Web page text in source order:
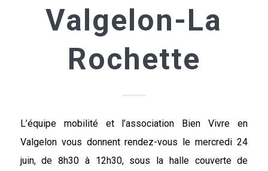
Valgelon-La
Rochette
L’équipe mobilité et l’association Bien Vivre en
Valgelon vous donnent rendez-vous le mercredi 24
juin, de 8h30 à 12h30, sous la halle couverte de